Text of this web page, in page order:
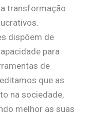
transformação
dispõem de
para
de
que as
na sociedade,
melhor as suas